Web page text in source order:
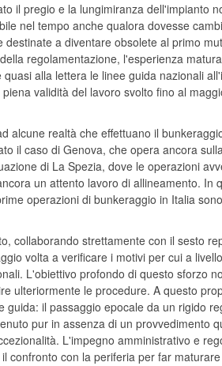
il pregio e la lungimiranza dell'impianto
nel tempo anche qualora dovesse
a diventare obsolete al primo
regolamentazione, l'esperienza
alla lettera le linee guida nazionali
validità del lavoro svolto fino al
alcune realtà che effettuano il
il caso di Genova, che opera ancora
di La Spezia, dove le operazioni
un attento lavoro di allineamento. In
operazioni di bunkeraggio in Italia
collaborando strettamente con il sesto
volta a verificare i motivi per cui a
L'obiettivo profondo di questo sforzo
ulteriormente le procedure. A questo
il passaggio epocale da un rigido
pur in assenza di un provvedimento
L'impegno amministrativo e
confronto con la periferia per far